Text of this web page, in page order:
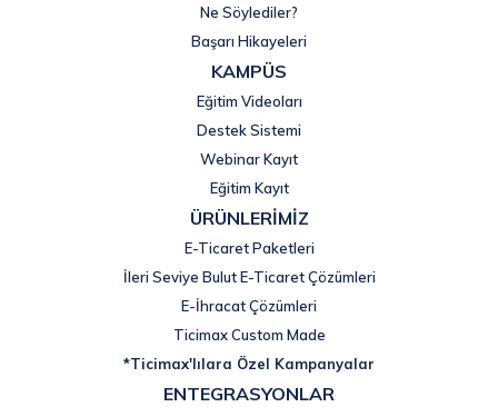
Ne Söylediler?
Başarı Hikayeleri
KAMPÜS
Eğitim Videoları
Destek Sistemi
Webinar Kayıt
Eğitim Kayıt
ÜRÜNLERİMİZ
E-Ticaret Paketleri
İleri Seviye Bulut E-Ticaret Çözümleri
E-İhracat Çözümleri
Ticimax Custom Made
*Ticimax'lılara Özel Kampanyalar
ENTEGRASYONLAR